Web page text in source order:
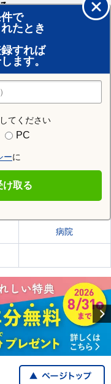
で
たとき
すれば
ます。
てください
PC
ーに
け取る
報を見る
病院